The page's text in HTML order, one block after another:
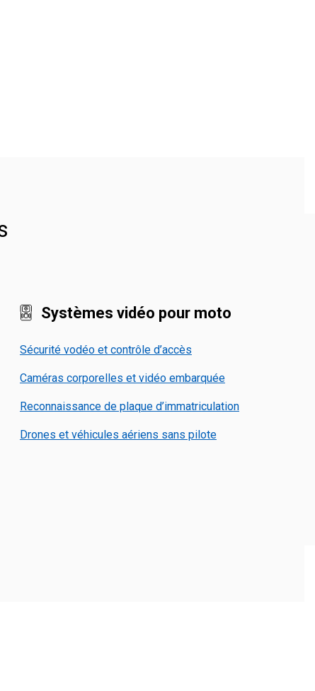
Systèmes vidéo pour moto
Sécurité vodéo et contrôle d’accès
Caméras corporelles et vidéo embarquée
Reconnaissance de plaque d’immatriculation
Drones et véhicules aériens sans pilote